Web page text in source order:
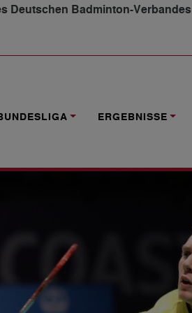
Deutschen Badminton-Verbandes
ERGEBNISSE